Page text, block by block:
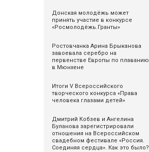
Донская молодёжь может
принять участие в конкурсе
«Росмолодёжь.Гранты»
Ростовчанка Арина Брыканова
завоевала серебро на
первенстве Европы по плаванию
в Мюнхене
Итоги V Всероссийского
творческого конкурса «Права
человека глазами детей»
Дмитрий Кобзев и Ангелина
Буланова зарегистрировали
отношения на Всероссийском
свадебном фестивале «Россия.
Соединяя сердца». Как это было?